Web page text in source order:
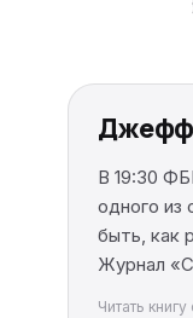
В 19:30
одного
быть, как
Журнал
Читать